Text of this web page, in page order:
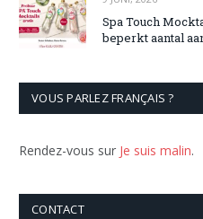
Spa Touch
beperkt aantal
VOUS PARLEZ FRANÇAIS ?
Rendez-vous sur Je suis malin.
CONTACT